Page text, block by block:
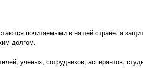
почитаемыми в нашей стране, а
долгом.
ученых, сотрудников, аспирантов,